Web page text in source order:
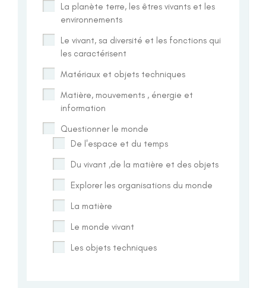
La planète terre, les êtres vivants et les
environnements
Le vivant, sa diversité et les fonctions qui
les caractérisent
Matériaux et objets techniques
Matière, mouvements , énergie et
information
Questionner le monde
De l'espace et du temps
Du vivant ,de la matière et des objets
Explorer les organisations du monde
La matière
Le monde vivant
Les objets techniques